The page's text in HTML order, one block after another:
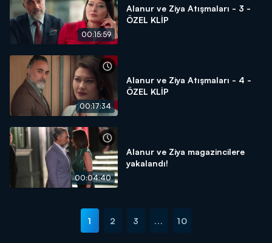
00:15:59
Alanur ve Ziya Atışmaları - 3 -
ÖZEL KLİP
00:17:34
Alanur ve Ziya Atışmaları - 4 -
ÖZEL KLİP
00:04:40
Alanur ve Ziya magazincilere
yakalandı!
1 2 3 ... 10